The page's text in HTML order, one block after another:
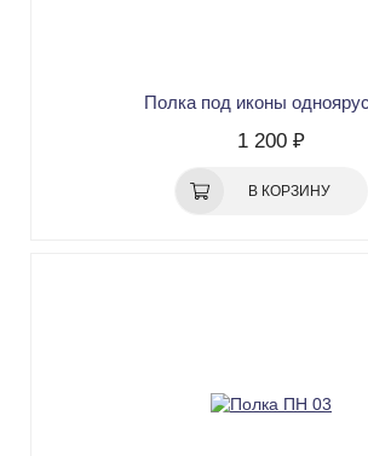
Полка под иконы
1 200 ₽
В КОРЗИНУ